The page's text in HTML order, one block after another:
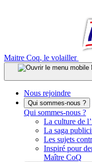
Maitre Coq, le volailler
Nous rejoindre
Qui sommes-nous ?
Qui sommes-nous ?
La culture de
La saga
Les sujets
Inspiré pour
Maître CoQ